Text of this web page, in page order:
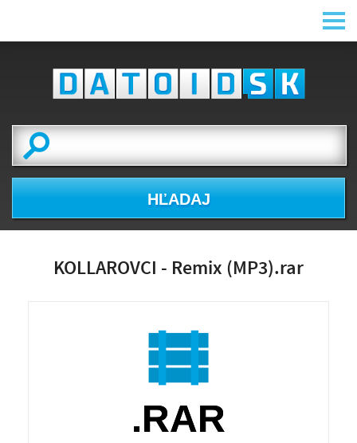
HĽADAJ
KOLLAROVCI - Remix (MP3).rar
.RAR